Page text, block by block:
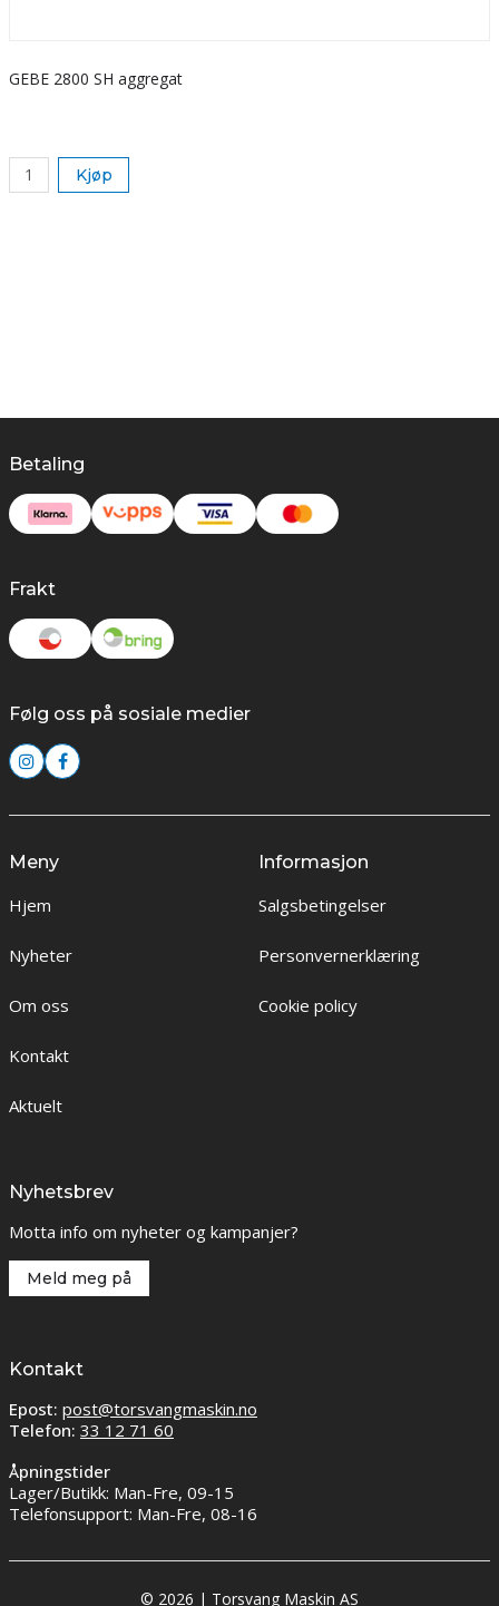
GEBE 2800 SH aggregat
Kjøp
Betaling
Frakt
Følg oss på sosiale medier
Meny
Hjem
Nyheter
Om oss
Kontakt
Aktuelt
Informasjon
Salgsbetingelser
Personvernerklæring
Cookie policy
Nyhetsbrev
Motta info om nyheter og kampanjer?
Meld meg på
Kontakt
Epost: post@torsvangmaskin.no
Telefon: 33 12 71 60
Åpningstider
Lager/Butikk: Man-Fre, 09-15
Telefonsupport: Man-Fre, 08-16
© 2026 | Torsvang Maskin AS